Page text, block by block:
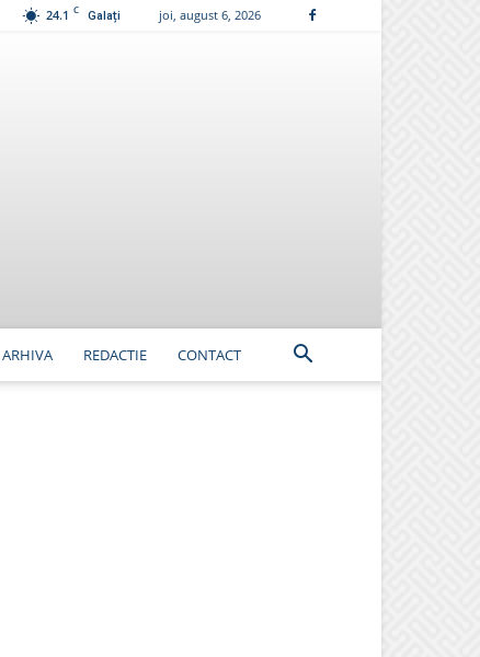
24.1 C Galați joi, august 6, 2026
ARHIVA REDACTIE CONTACT